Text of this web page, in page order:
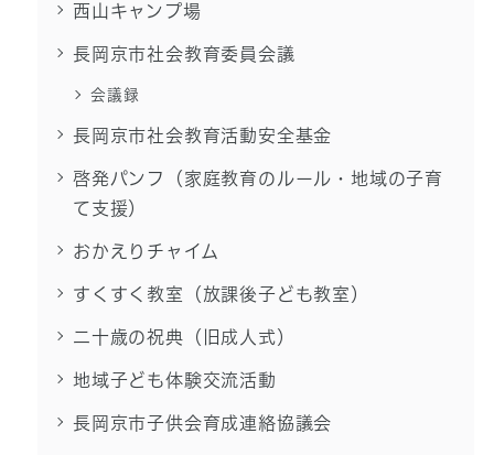
西山キャンプ場
長岡京市社会教育委員会議
会議録
長岡京市社会教育活動安全基金
啓発パンフ（家庭教育のルール・地域の子育
て支援）
おかえりチャイム
すくすく教室（放課後子ども教室）
二十歳の祝典（旧成人式）
地域子ども体験交流活動
長岡京市子供会育成連絡協議会